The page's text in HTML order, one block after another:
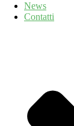
News
Contatti